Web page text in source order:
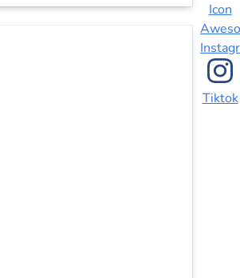
Icon
Tiktok